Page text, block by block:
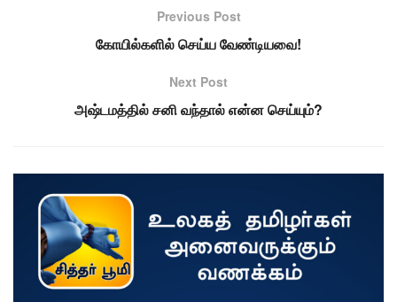
Previous Post
கோயில்களில் செய்ய வேண்டியவை!
Next Post
அஷ்டமத்தில் சனி வந்தால் என்ன செய்யும்?